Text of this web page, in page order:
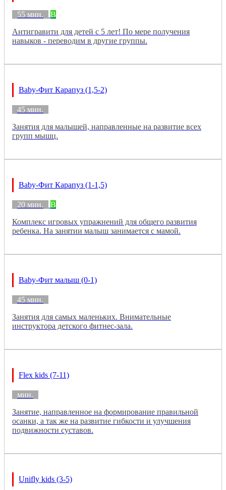
55 мин.
B
Антигравити для детей с 5 лет! По мере получения
навыков - переводим в другие группы.
Baby-Фит Карапуз (1,5-2)
45 мин.
Занятия для малышей, направленные на развитие всех
групп мышц.
Baby-Фит Карапуз (1-1,5)
20 мин.
B
Комплекс игровых упражнений для общего развития
ребенка. На занятии малыш занимается с мамой.
Baby-Фит малыш (0-1)
45 мин.
Занятия для самых маленьких. Внимательные
инструктора детского фитнес-зала.
Flex kids (7-11)
мин.
Занятие, направленное на формирование правильной
осанки, а так же на развитие гибкости и улучшения
подвижности суставов.
Unifly kids (3-5)